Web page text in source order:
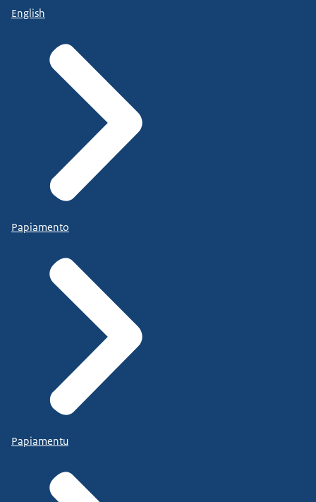
English
Papiamento
Papiamentu